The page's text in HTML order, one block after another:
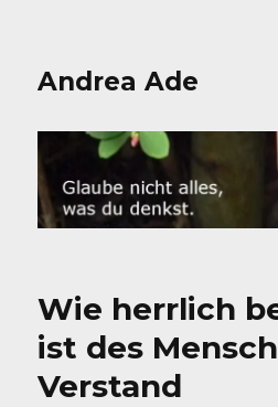
Andrea Ade
Wie herrlich
ist des
Verstand